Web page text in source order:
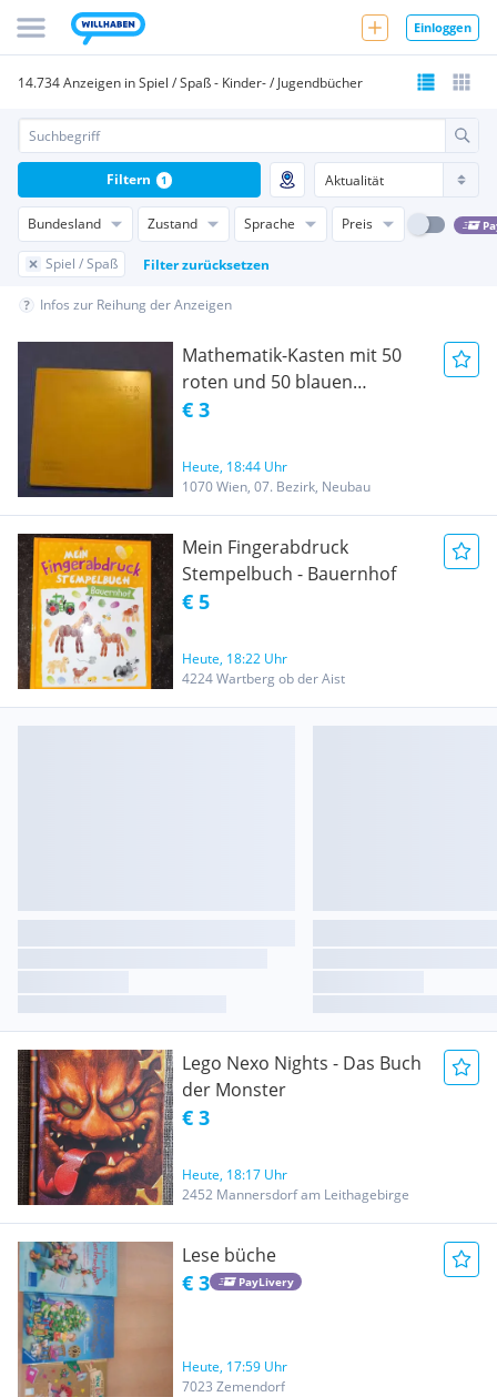
Einloggen
14.734 Anzeigen in Spiel / Spaß - Kinder- / Jugendbücher
Bundesland Zustand Sprache Preis
Spiel / Spaß Filter zurücksetzen
Filtern 1
Infos zur Reihung der Anzeigen
Mathematik-Kasten mit 50
roten und 50 blauen
Quadraten aus Holz
€ 3
Heute, 18:44 Uhr
1070 Wien, 07. Bezirk, Neubau
Mein Fingerabdruck
Stempelbuch - Bauernhof
€ 5
Heute, 18:22 Uhr
4224 Wartberg ob der Aist
Lego Nexo Nights - Das Buch
der Monster
€ 3
Heute, 18:17 Uhr
2452 Mannersdorf am Leithagebirge
Lese büche
€ 3 PayLivery
Heute, 17:59 Uhr
7023 Zemendorf